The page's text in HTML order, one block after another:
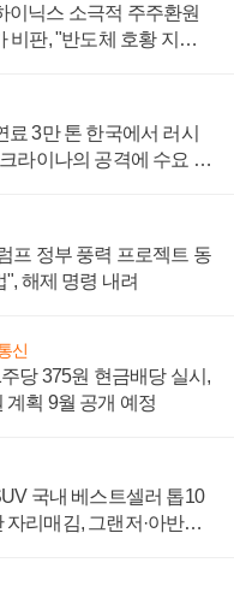
이닉스 소극적 주주환원
비판, "반도체 호황 지속
료 3만 톤 한국에서 러시
라이나의 공격에 수요 늘
프 정부 풍력 프로젝트 동
해제 명령 내려
신
당 375원 현금배당 실시,
계획 9월 공개 예정
국내 베스트셀러 톱10
리매김, 그랜저·아반떼